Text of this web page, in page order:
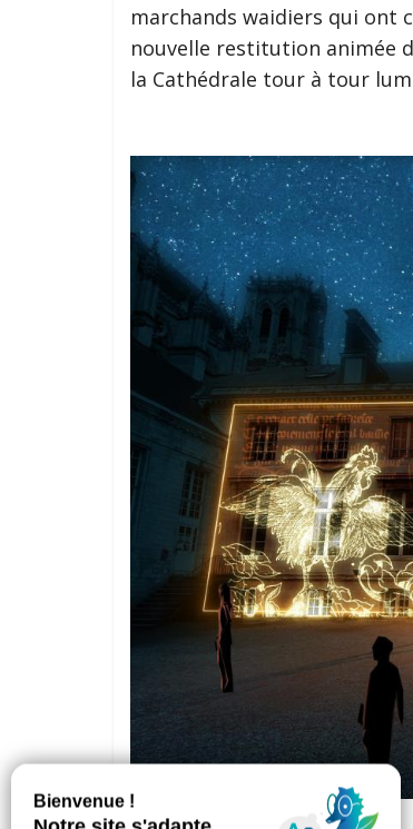
marchands waidiers qui ont
nouvelle restitution animée
la Cathédrale tour à tour